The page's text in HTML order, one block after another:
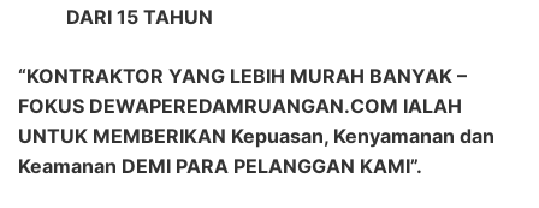
DARI 15 TAHUN
“KONTRAKTOR YANG LEBIH MURAH BANYAK –
FOKUS DEWAPEREDAMRUANGAN.COM IALAH
UNTUK MEMBERIKAN Kepuasan, Kenyamanan dan
Keamanan DEMI PARA PELANGGAN KAMI”.